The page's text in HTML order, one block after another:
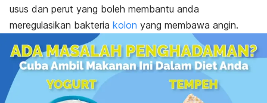
usus dan perut yang boleh membantu anda
meregulasikan bakteria kolon yang membawa angin.